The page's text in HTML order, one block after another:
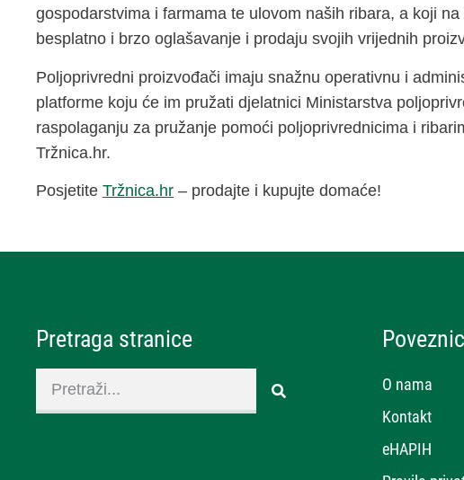
gospodarstvima i farmama te ulovom naših ribara, a koji
besplatno i brzo oglašavanje i prodaju svojih vrijednih
Poljoprivredni proizvođači imaju snažnu operativnu i
platforme koju će im pružati djelatnici Ministarstva
raspolaganju za pružanje pomoći poljoprivrednicima i
Tržnica.hr.
Posjetite Tržnica.hr – prodajte i kupujte domaće!
Pretraga stranice
O nama
Kontakt
eHAPIH